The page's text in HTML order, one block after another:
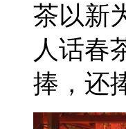
茶以新
人话春
捧，还